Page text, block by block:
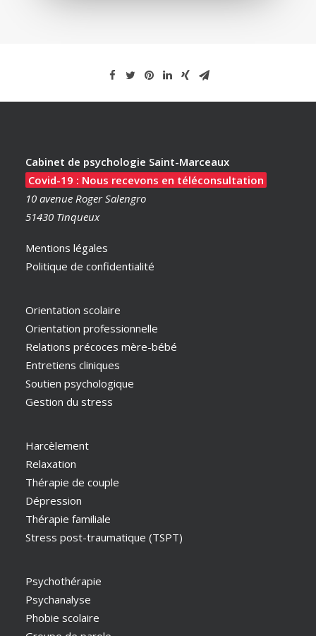
Cabinet de psychologie Saint-Marceaux
Covid-19 : Nous recevons en téléconsultation
10 avenue Roger Salengro
51430 Tinqueux
Mentions légales
Politique de confidentialité
Orientation scolaire
Orientation professionnelle
Relations précoces mère-bébé
Entretiens cliniques
Soutien psychologique
Gestion du stress
Harcèlement
Relaxation
Thérapie de couple
Dépression
Thérapie familiale
Stress post-traumatique (TSPT)
Psychothérapie
Psychanalyse
Phobie scolaire